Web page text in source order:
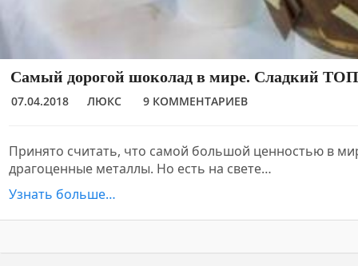
Самый дорогой шоколад в мире. Сладкий
07.04.2018 ЛЮКС 9 КОММЕНТАРИЕВ
Принято считать, что самой большой ценностью в
драгоценные металлы. Но есть на свете…
Узнать больше…